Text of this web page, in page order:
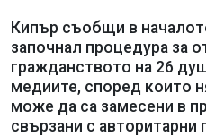
Кипър съобщи в
започнал процедура за
гражданството на 26
медиите, според които
може да са замесени в
свързани с авторитарни